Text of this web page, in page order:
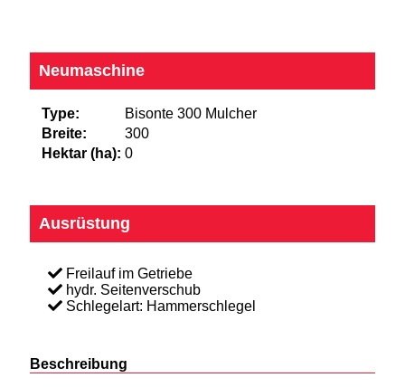
Neumaschine
Type:
Bisonte 300 Mulcher
Breite:
300
Hektar (ha): 0
Ausrüstung
Freilauf im Getriebe
hydr. Seitenverschub
Schlegelart: Hammerschlegel
Beschreibung